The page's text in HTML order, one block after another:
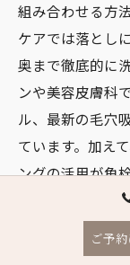
組み合わせる方
ケアでは落とし
奥まで徹底的に
ンや美容皮膚科
ル、最新の毛穴
ています。加え
ングの活用が角
やすくなります
ご予